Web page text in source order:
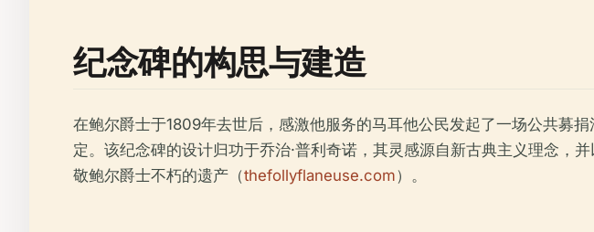
纪念碑的构思与建造
在鲍尔爵士于1809年去世后，感激他服务的马耳他公民发起了一场公共募
定。该纪念碑的设计归功于乔治·普利奇诺，其灵感源自新古典主义理念
敬鲍尔爵士不朽的遗产（thefollyflaneuse.com）。